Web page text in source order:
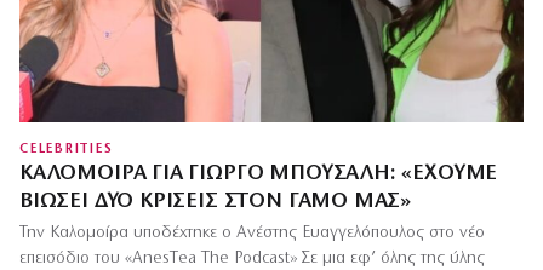
CELEBRITIES
ΚΑΛΟΜΟΊΡΑ ΓΙΑ ΓΙΏΡΓΟ ΜΠΟΎΣΑΛΗ: «ΈΧΟΥΜΕ
ΒΙΏΣΕΙ ΔΎΟ ΚΡΊΣΕΙΣ ΣΤΟΝ ΓΆΜΟ ΜΑΣ»
Την Καλομοίρα υποδέχτηκε ο Ανέστης Ευαγγελόπουλος στο νέο
επεισόδιο του «AnesΤea The Podcast» Σε μια εφ’ όλης της ύλης